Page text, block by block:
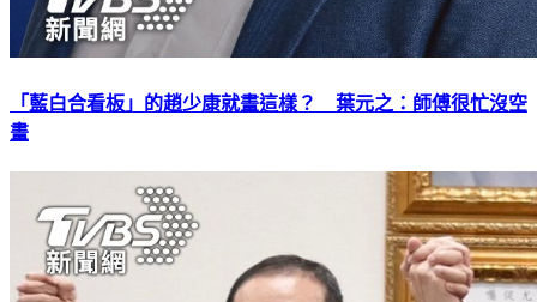
「藍白合看板」的趙少康就畫這樣？ 葉元之：師傅很忙沒空
畫